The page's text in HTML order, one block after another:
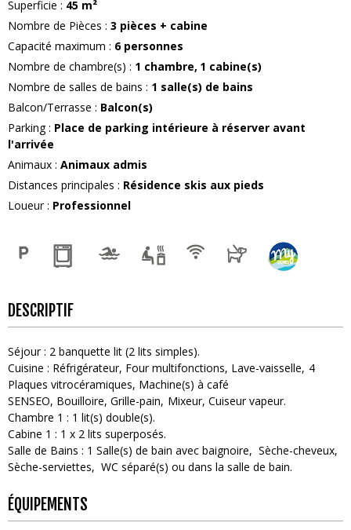
Superficie : 45 m²
Nombre de Pièces : 3 pièces + cabine
Capacité maximum : 6 personnes
Nombre de chambre(s) : 1 chambre 1 cabine(s)
Nombre de salles de bains : 1 salle(s) de bains
Balcon/Terrasse : Balcon(s)
Parking: Place de parking intérieure à réserver avant
l'arrivée
Animaux : Animaux admis
Distances principales : Résidence skis aux pieds
Loueur: Professionnel
DESCRIPTIF
Séjour: 2 banquette lit (2 lits simples)
Cuisine : Réfrigérateur Four multifonctions Lave-vaisselle 4
Plaques vitrocéramiques Machine(s) à café
SENSEO Bouilloire Grille-pain Mixeur Cuiseur vapeur
Chambre 1 : 1 lit(s) double(s)
Cabine 1 : 1 x 2 lits superposés
Salle de Bains : 1 Salle(s) de bain avec baignoire
Sèche-cheveux
Sèche-serviettes
WC séparé(s) ou dans la salle de bain
ÉQUIPEMENTS